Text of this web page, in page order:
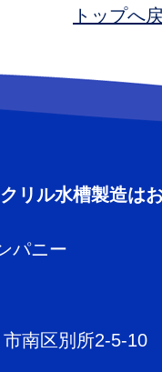
トップへ
リル水槽製造は
パニー
南区別所2-5-10